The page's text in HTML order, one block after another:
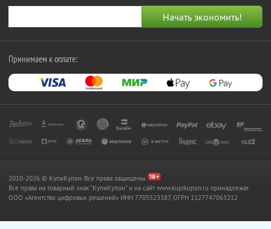
Принимаем к оплате:
2010-2026 © КупиКупон. Все права защищены.
Все права на товарный знак "КупиКупон" и на сайт www.kupikupon.ru принадлежат
OOO «Агентство цифровых решений» ИНН 7705523387, ОГРН 1127747063212